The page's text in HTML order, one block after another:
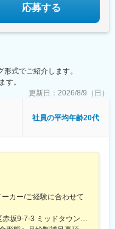
賀県)、徳山駅、立町駅、福
山市駅、蓮池町通駅、徳島
、岩本町駅、立川駅、京王
駅、平沼橋駅、京急川崎
駅、新千葉駅、栄町駅(千葉
)、曽根田駅、栄駅(愛知県)、
橋駅、岐阜駅、新静岡駅、
県)、金沢駅、あすなろう四
井駅(福井県)、大阪梅田駅
、梅田駅(地下鉄)、宮之阪
ープウェイ山麓駅、天神
中央駅、水道町駅、五島町
京都)、立川南駅、高輪ゲー
宿郷駅、葭川公園駅、大神
県)、国際センター駅、日吉
、富山駅、福井城址大名町
応募する
式でご紹介します。
す。
更新日： 2026/8/9（日）
社員の平均年齢20代
ーカー/ご経験に合わせて